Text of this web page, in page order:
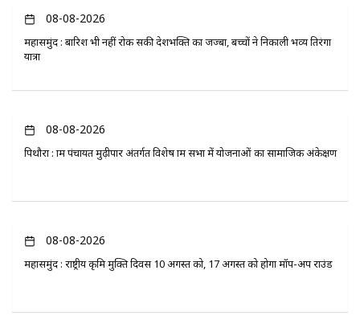
08-08-2026
महासमुंद : बारिश भी नहीं रोक सकी देशभक्ति का जज्बा, बच्चों ने निकाली भव्य तिरंगा
यात्रा
08-08-2026
पिथौरा : ग्राम पंचायत मुढ़ीपार अंतर्गत विशेष ग्राम सभा में योजनाओं का सामाजिक अंकेक्षण
08-08-2026
महासमुंद : राष्ट्रीय कृमि मुक्ति दिवस 10 अगस्त को, 17 अगस्त को होगा मॉप-अप राउंड